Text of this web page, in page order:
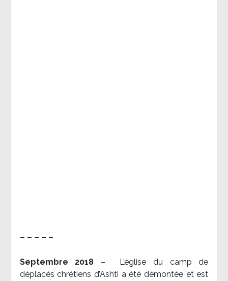
– – – – –
Septembre 2018 –
L’église du camp de
déplacés chrétiens d’Ashti a été démontée et est